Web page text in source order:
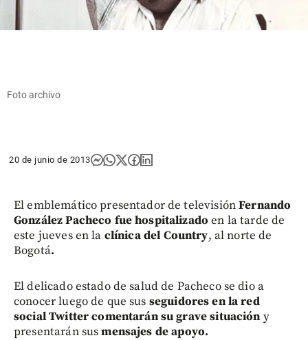
Foto archivo
20 de junio de 2013
El emblemático presentador de televisiónFernando
González Pacheco fue hospitalizado en la tarde de
este jueves en la clínica del Country, al norte de
Bogotá.
El delicado estado de salud de Pacheco se dio a
conocer luego de que sus seguidores en la red
social Twitter comentarán su grave situación y
presentarán susmensajes de apoyo.